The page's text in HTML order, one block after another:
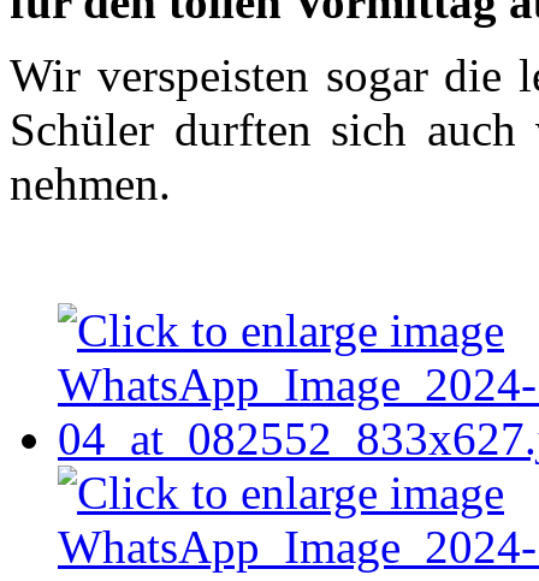
Wir verspeisten sogar die
Schüler durften sich
nehmen.